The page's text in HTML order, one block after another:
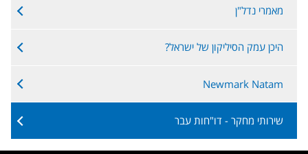
מאמרי נדל"ן
היכן עמק הסיליקון של ישראל?
Newmark Natam
שירותי מחקר - דו"חות עבר